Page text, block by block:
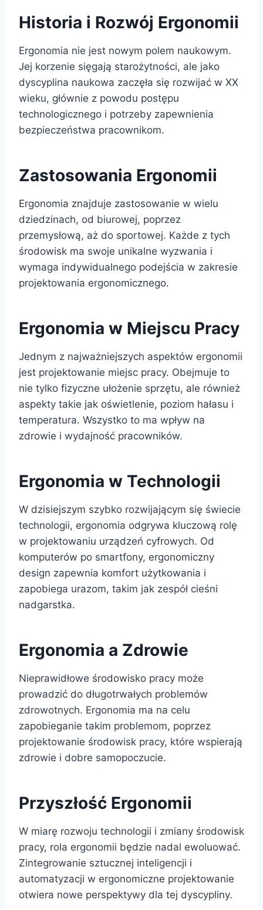
Historia i Rozwój Ergonomii
Ergonomia nie jest nowym polem naukowym.
Jej korzenie sięgają starożytności, ale jako
dyscyplina naukowa zaczęła się rozwijać w XX
wieku, głównie z powodu postępu
technologicznego i potrzeby zapewnienia
bezpieczeństwa pracownikom.
Zastosowania Ergonomii
Ergonomia znajduje zastosowanie w wielu
dziedzinach, od biurowej, poprzez
przemysłową, aż do sportowej. Każde z tych
środowisk ma swoje unikalne wyzwania i
wymaga indywidualnego podejścia w zakresie
projektowania ergonomicznego.
Ergonomia w Miejscu Pracy
Jednym z najważniejszych aspektów ergonomii
jest projektowanie miejsc pracy. Obejmuje to
nie tylko fizyczne ułożenie sprzętu, ale również
aspekty takie jak oświetlenie, poziom hałasu i
temperatura. Wszystko to ma wpływ na
zdrowie i wydajność pracowników.
Ergonomia w Technologii
W dzisiejszym szybko rozwijającym się świecie
technologii, ergonomia odgrywa kluczową rolę
w projektowaniu urządzeń cyfrowych. Od
komputerów po smartfony, ergonomiczny
design zapewnia komfort użytkowania i
zapobiega urazom, takim jak zespół cieśni
nadgarstka.
Ergonomia a Zdrowie
Nieprawidłowe środowisko pracy może
prowadzić do długotrwałych problemów
zdrowotnych. Ergonomia ma na celu
zapobieganie takim problemom, poprzez
projektowanie środowisk pracy, które wspierają
zdrowie i dobre samopoczucie.
Przyszłość Ergonomii
W miarę rozwoju technologii i zmiany środowisk
pracy, rola ergonomii będzie nadal ewoluować.
Zintegrowanie sztucznej inteligencji i
automatyzacji w ergonomiczne projektowanie
otwiera nowe perspektywy dla tej dyscypliny.